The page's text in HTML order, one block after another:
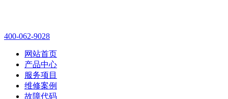
400-062-9028
网站首页
产品中心
服务项目
维修案例
故障代码